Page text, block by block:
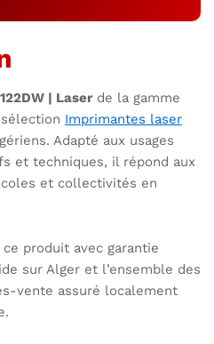
| Laserde la gamme
Imprimantes laser
Adapté aux usages
et techniques, il répond aux
et collectivités en
produit avec garantie
sur Alger et l’ensemble des
vente assuré localement